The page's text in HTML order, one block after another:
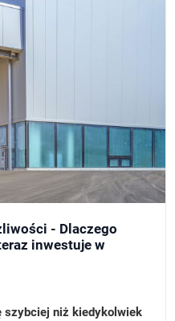
- Dlaczego
inwestuje w
szybciej niż kiedykolwiek